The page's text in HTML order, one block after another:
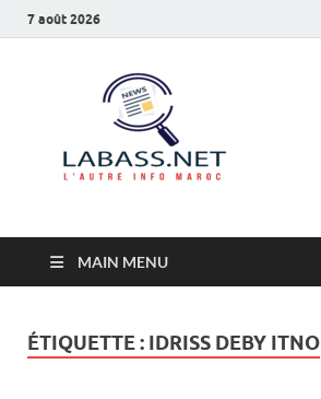
7 août 2026
MAIN MENU
ÉTIQUETTE : IDRISS DEBY ITNO